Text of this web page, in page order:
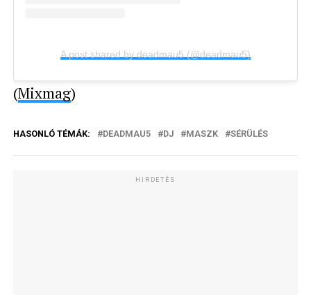
A post shared by deadmau5 (@deadmau5)
(Mixmag)
HASONLÓ TÉMÁK: DEADMAU5 DJ MASZK SÉRÜLÉS
HIRDETÉS